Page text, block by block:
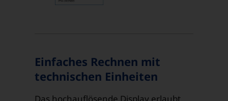
Einfaches Rechnen mit
technischen Einheiten